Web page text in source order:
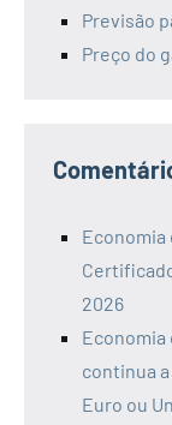
Previsão
Preço do
Economia
2026
Economia
continua
Euro ou